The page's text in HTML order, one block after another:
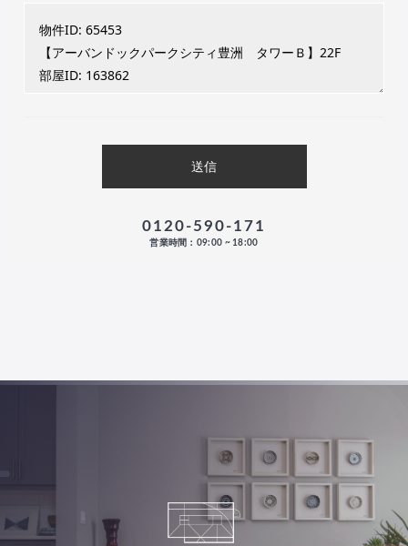
0120-590-171
営業時間：09:00 ~ 18:00